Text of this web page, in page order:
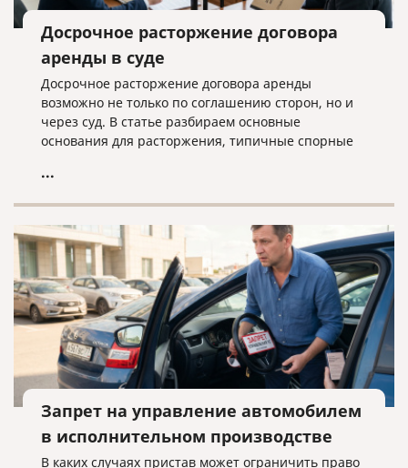
Досрочное расторжение договора
аренды в суде
Досрочное расторжение договора аренды
возможно не только по соглашению сторон, но и
через суд. В статье разбираем основные
основания для расторжения, типичные спорные
нужно проверять заранее.
...
Запрет на управление автомобилем
в исполнительном производстве
В каких случаях пристав может ограничить право